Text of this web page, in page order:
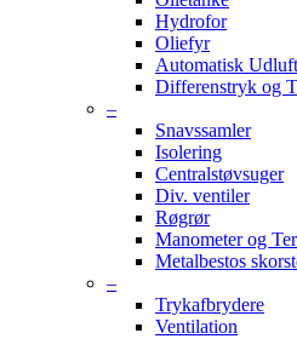
Hydrofor
Oliefyr
Automatisk
Differenstryk og
–
Snavssamler
Isolering
Centralstøvsuger
Div. ventiler
Røgrør
Manometer og
Metalbestos
–
Trykafbrydere
Ventilation